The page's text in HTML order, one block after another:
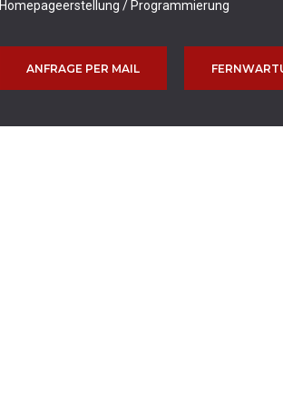
Homepageerstellung / Programmierung
ANFRAGE PER MAIL